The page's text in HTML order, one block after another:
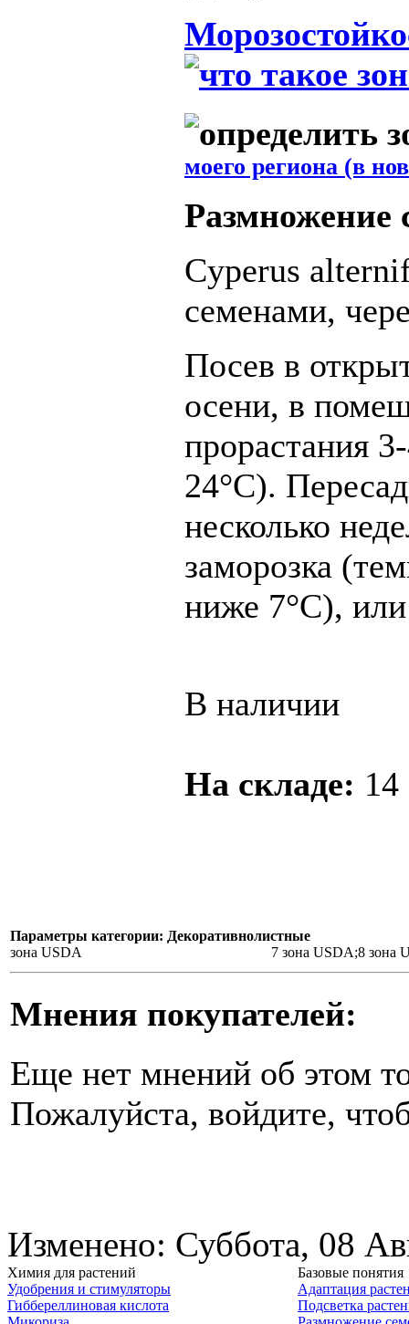
моего региона (в
Размножение
Cyperus
семенами,
Посев в
осени, в
прорастания
24°C).
несколько
заморозка
ниже 7°C),
В наличии
На складе: 14
Параметры категории: Декоративнолистные
зона USDA
7 зона USDA;8 зона
Мнения покупателей:
Еще нет мнений об этом
Пожалуйста, войдите,
Изменено: Суббота, 08
Химия для растений
Удобрения и стимуляторы
Гиббереллиновая кислота
Базовые понятия
Адаптация
Подсветка